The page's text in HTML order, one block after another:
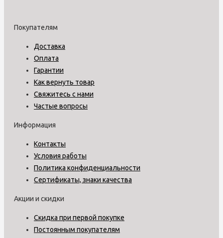
Покупателям
Доставка
Оплата
Гарантии
Как вернуть товар
Свяжитесь с нами
Частые вопросы
Информация
Контакты
Условия работы
Политика конфиденциальности
Сертификаты, знаки качества
Акции и скидки
Скидка при первой покупке
Постоянным покупателям